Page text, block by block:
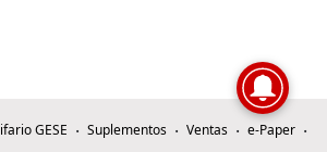
GESE Suplementos Ventas
e-Paper